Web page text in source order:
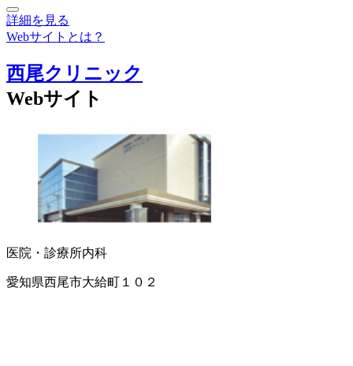
詳細を見る
Webサイトとは？
西尾クリニック
Webサイト
医院・診療所内科
愛知県西尾市大給町１０２